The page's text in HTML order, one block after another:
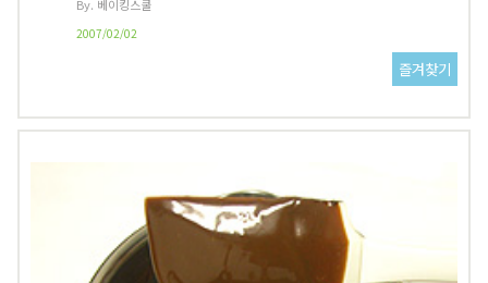
By. 베이킹스쿨
2007/02/02